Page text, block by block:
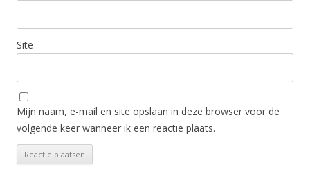
Site
Mijn naam, e-mail en site opslaan in deze browser voor de
volgende keer wanneer ik een reactie plaats.